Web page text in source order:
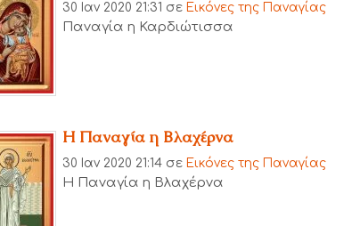
30 Ιαν 2020 21:31 σε Εικόνες της Παναγίας
Παναγία η Καρδιώτισσα
Η Παναγία η Βλαχέρνα
30 Ιαν 2020 21:14σε Εικόνες της Παναγίας
Η Παναγία η Βλαχέρνα